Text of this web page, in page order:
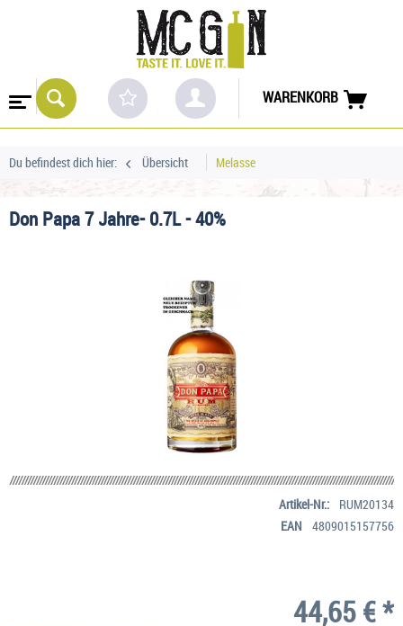
WARENKORB
Du befindest dich hier: Übersicht Melasse
Don Papa 7 Jahre- 0.7L - 40%
Artikel-Nr.:
RUM20134
EAN
4809015157756
44,65 € *